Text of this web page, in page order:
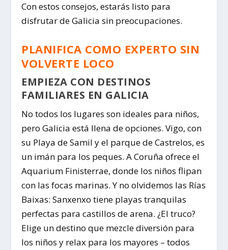
Con estos consejos, estarás listo para
disfrutar de Galicia sin preocupaciones.
PLANIFICA COMO EXPERTO SIN
VOLVERTE LOCO
EMPIEZA CON DESTINOS
FAMILIARES EN GALICIA
No todos los lugares son ideales para niños,
pero Galicia está llena de opciones. Vigo, con
su Playa de Samil y el parque de Castrelos, es
un imán para los peques. A Coruña ofrece el
Aquarium Finisterrae, donde los niños flipan
con las focas marinas. Y no olvidemos las Rías
Baixas: Sanxenxo tiene playas tranquilas
perfectas para castillos de arena. ¿El truco?
Elige un destino que mezcle diversión para
los niños y relax para los mayores – todos